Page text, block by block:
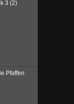
3 (2)
Pfaffen